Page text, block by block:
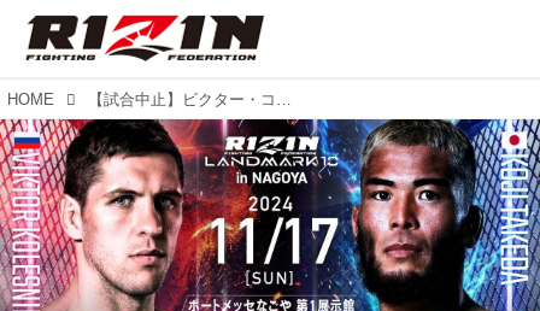
HOME 【試合中止】ビクター・コレスニック vs. 武田光司 試合中止のお知らせ RIZIN LANDMARK 10 in NAGOYA